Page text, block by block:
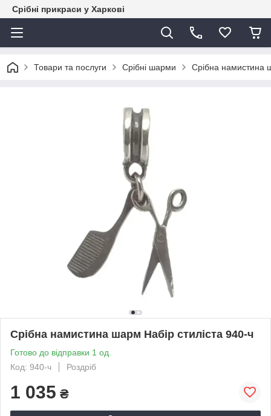
Срібні прикраси у Харкові
Товари та послуги Срібні шарми Срібна намистина
Срібна намистина шарм Набір стиліста 940-ч
Готово до відправки 1 од.
Код: 940-ч
Роздріб
1 035 ₴